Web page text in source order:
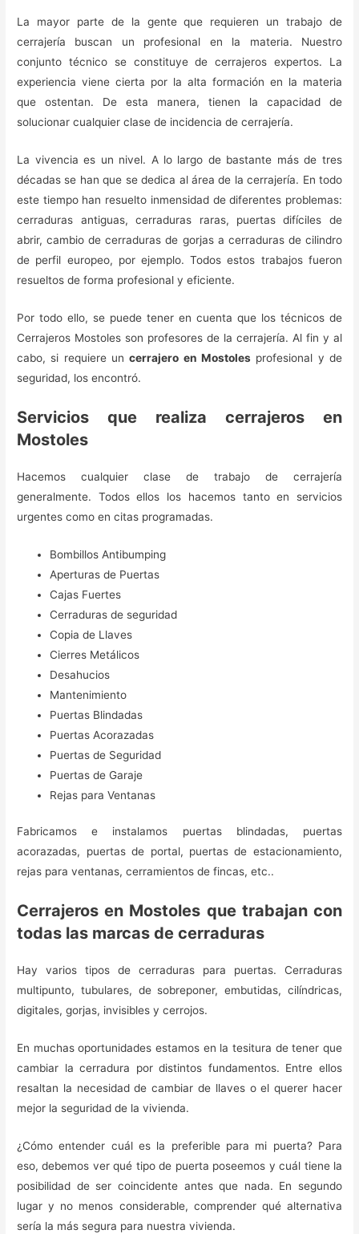
La mayor parte de la gente que requieren un trabajo de
cerrajería buscan un profesional en la materia. Nuestro
conjunto técnico se constituye de cerrajeros expertos. La
experiencia viene cierta por la alta formación en la materia
que ostentan. De esta manera, tienen la capacidad de
solucionar cualquier clase de incidencia de cerrajería.
La vivencia es un nivel. A lo largo de bastante más de tres
décadas se han que se dedica al área de la cerrajería. En todo
este tiempo han resuelto inmensidad de diferentes problemas:
cerraduras antiguas, cerraduras raras, puertas difíciles de
abrir, cambio de cerraduras de gorjas a cerraduras de cilindro
de perfil europeo, por ejemplo. Todos estos trabajos fueron
resueltos de forma profesional y eficiente.
Por todo ello, se puede tener en cuenta que los técnicos de
Cerrajeros Mostoles son profesores de la cerrajería. Al fin y al
cabo, si requiere uncerrajero en Mostoles profesional y de
seguridad, los encontró.
Servicios que realiza cerrajeros en
Mostoles
Hacemos cualquier clase de trabajo de cerrajería
generalmente. Todos ellos los hacemos tanto en servicios
urgentes como en citas programadas.
Bombillos Antibumping
Aperturas de Puertas
Cajas Fuertes
Cerraduras de seguridad
Copia de Llaves
Cierres Metálicos
Desahucios
Mantenimiento
Puertas Blindadas
Puertas Acorazadas
Puertas de Seguridad
Puertas de Garaje
Rejas para Ventanas
Fabricamos e instalamos puertas blindadas, puertas
acorazadas, puertas de portal, puertas de estacionamiento,
rejas para ventanas, cerramientos de fincas, etc..
Cerrajeros en Mostoles que trabajan con
todas las marcas de cerraduras
Hay varios tipos de cerraduras para puertas. Cerraduras
multipunto, tubulares, de sobreponer, embutidas, cilíndricas,
digitales, gorjas, invisibles y cerrojos.
En muchas oportunidades estamos en la tesitura de tener que
cambiar la cerradura por distintos fundamentos. Entre ellos
resaltan la necesidad de cambiar de llaves o el querer hacer
mejor la seguridad de la vivienda.
¿Cómo entender cuál es la preferible para mi puerta? Para
eso, debemos ver qué tipo de puerta poseemos y cuál tiene la
posibilidad de ser coincidente antes que nada. En segundo
lugar y no menos considerable, comprender qué alternativa
sería la más segura para nuestra vivienda.